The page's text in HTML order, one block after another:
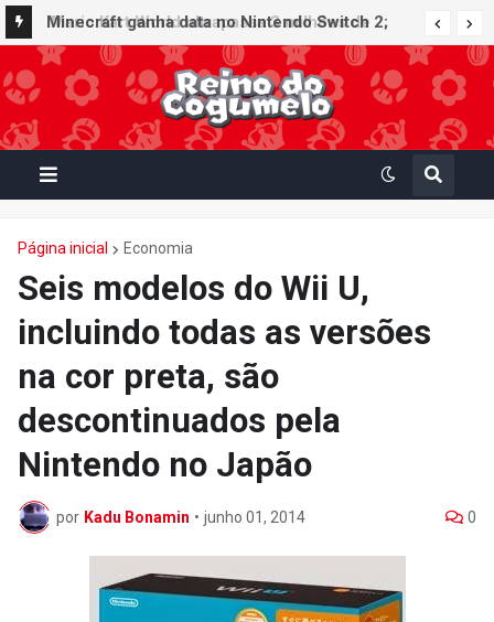
Minecraft ganha data no Nintendo Switch 2;
Super Mario Mash-Up receberá atualização
gráfica exclusiva
Página inicial Economia
Seis modelos do Wii U,
incluindo todas as versões
na cor preta, são
descontinuados pela
Nintendo no Japão
por Kadu Bonamin • junho 01, 2014 0